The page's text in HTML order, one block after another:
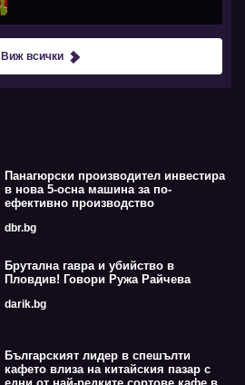
Виж всички
Панагюрски производител инвестира
в нова 5-осна машина за по-
ефективно производство
dbr.bg
Брутална гавра и убийство в
Пловдив! Говори Ружа Райчева
darik.bg
Българският лидер в спешълти
кафето влиза на китайския пазар с